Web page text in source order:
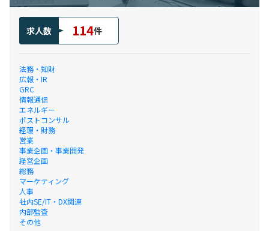
求人数 114件
法務・知財
広報・IR
GRC
情報通信
エネルギー
ポストコンサル
経理・財務
営業
事業企画・事業開発
経営企画
総務
マーケティング
人事
社内SE/IT・DX関連
内部監査
その他